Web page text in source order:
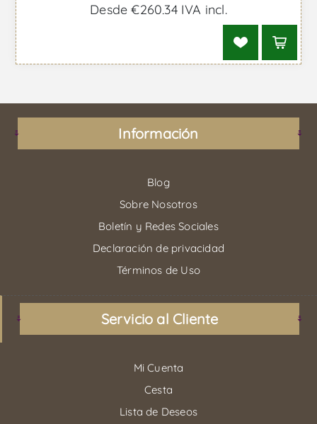
Desde €260,34 IVA incl.
Información
Blog
Sobre Nosotros
Boletín y Redes Sociales
Declaración de privacidad
Términos de Uso
Servicio al Cliente
Mi Cuenta
Cesta
Lista de Deseos